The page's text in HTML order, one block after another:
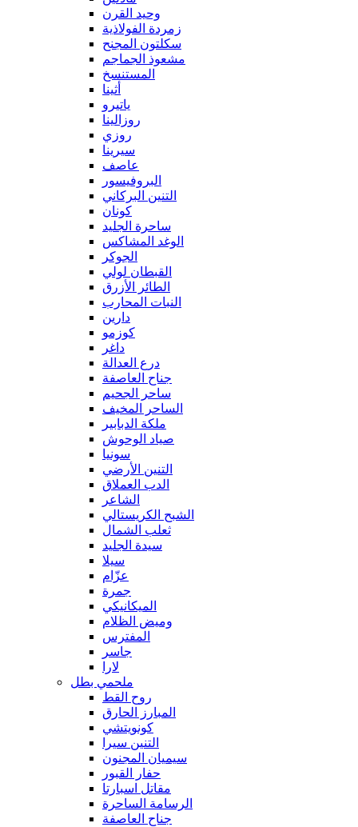
وحيد القرن
زمردة الفولاذية
سكلتون المجنح
مشعوذ الجماجم
المستنسخ
أثينا
ياتيرو
روزالينا
روزي
سيرينا
عاصف
البروفيسور
التنين البركاني
كونان
ساحرة الجليد
الوغد المشاكس
الجوكر
القبطان لولي
الطائر الأزرق
النبات المحارب
دارين
كوزمو
داغر
درع العدالة
جناح العاصفة
ساحر الجحيم
الساحر المخيف
ملكة الدبابير
صياد الوحوش
سونيا
التنين الأرضي
الدب العملاق
الشاعر
الشبح الكريستالي
ثعلب الشمال
سيدة الجليد
سيلا
عزّام
جمرة
الميكانيكي
وميض الظلام
المفترس
جاسر
لارا
ملحمي بطل
روح القط
المبارز الحارق
كونويتشي
التنين سيرا
سيميان المجنون
حفار القبور
مقاتل اسبارتا
الرسامة الساحرة
جناح العاصفة